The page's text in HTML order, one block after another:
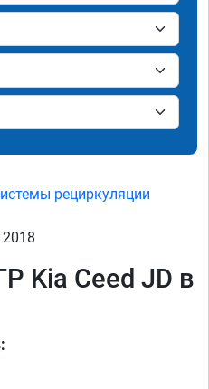
рециркуляции
2018
Kia Ceed JD в